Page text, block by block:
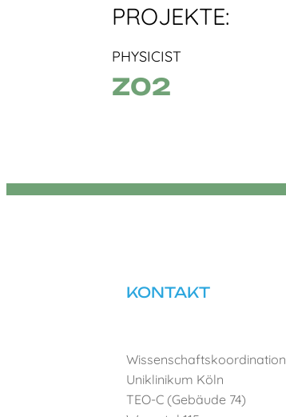
PROJEKTE:
PHYSICIST
Z02
KONTAKT
Wissenschaftskoordination
Uniklinikum Köln
TEO-C (Gebäude 74)